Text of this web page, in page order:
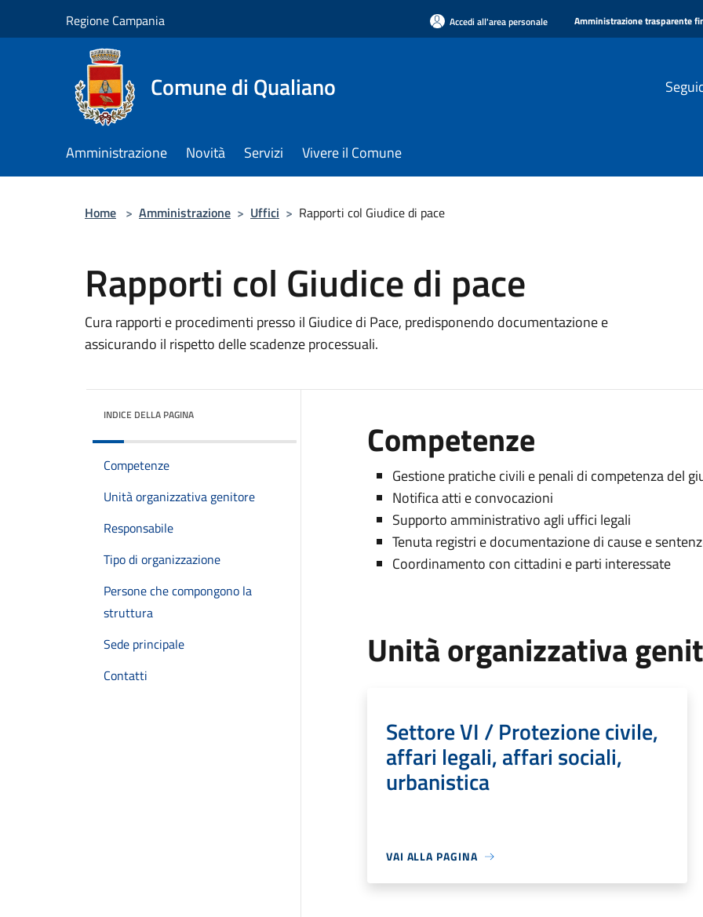
Regione Campania Accedi all'area personale Amministrazione trasparente
Comune di Qualiano
Amministrazione Novità Servizi Vivere il Comune
Home > Amministrazione > Uffici > Rapporti col Giudice di pace
Rapporti col Giudice di pace
Cura rapporti e procedimenti presso il Giudice di Pace, predisponendo documentazione e
assicurando il rispetto delle scadenze processuali.
INDICE DELLA PAGINA
Competenze
Unità organizzativa genitore
Responsabile
Tipo di organizzazione
Persone che compongono la
struttura
Sede principale
Contatti
Competenze
Gestione pratiche civili e penali di competenza del
Notifica atti e convocazioni
Supporto amministrativo agli uffici legali
Tenuta registri e documentazione di cause e
Coordinamento con cittadini e parti interessate
Unità organizzativa
Settore VI / Protezione civile,
affari legali, affari sociali,
urbanistica
VAI ALLA PAGINA